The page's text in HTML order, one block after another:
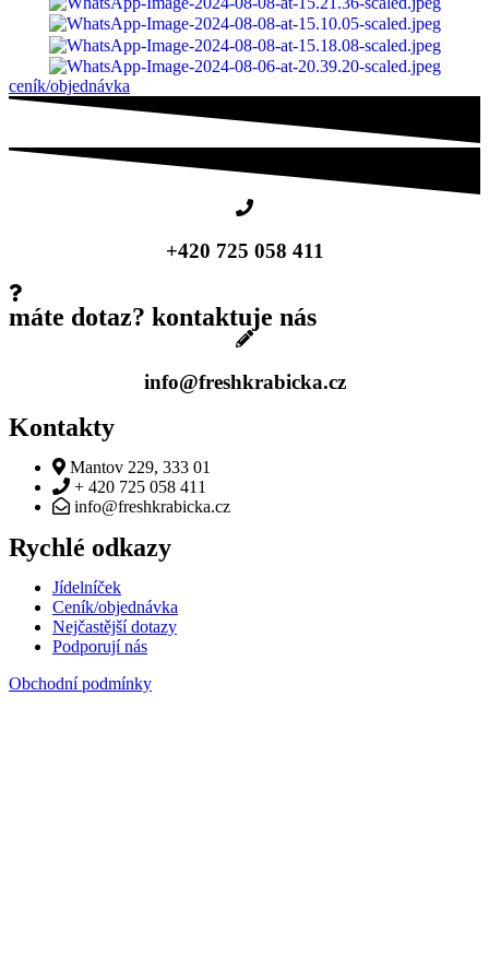
ceník/objednávka
+420 725 058 411
máte dotaz? kontaktuje nás
info@freshkrabicka.cz
Kontakty
Mantov 229, 333 01
+ 420 725 058 411
info@freshkrabicka.cz
Rychlé odkazy
Jídelníček
Ceník/objednávka
Nejčastější dotazy
Podporují nás
Obchodní podmínky